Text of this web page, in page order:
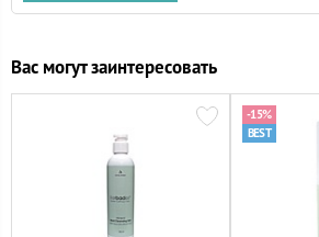
Вас могут заинтересовать
-15%